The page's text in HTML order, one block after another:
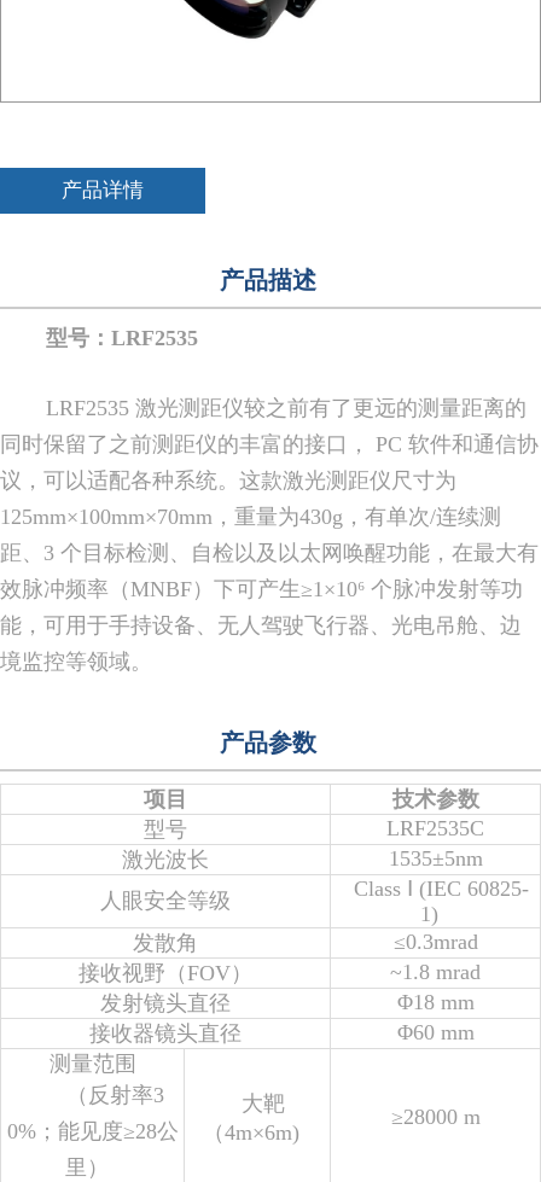
产品详情
产品描述
型号：LRF2535
LRF2535 激光测距仪较之前有了更远的测量距离的
同时保留了之前测距仪的丰富的接口， PC 软件和通信协
议，可以适配各种系统。这款激光测距仪尺寸为
125mm×100mm×70mm，重量为430g，有单次/连续测
距、3 个目标检测、自检以及以太网唤醒功能，在最大有
效脉冲频率（MNBF）下可产生≥1×10⁶ 个脉冲发射等功
能，可用于手持设备、无人驾驶飞行器、光电吊舱、边
境监控等领域。
产品参数
项目
技术参数
型号
LRF2535C
激光波长
1535±5nm
人眼安全等级
Class Ⅰ (IEC 60825-
1)
发散角
≤0.3mrad
接收视野（FOV）
~1.8 mrad
发射镜头直径
Φ18 mm
接收器镜头直径
Φ60 mm
测量范围
（反射率3
0%；能见度≥28公
里）
大靶
（4m×6m)
≥28000 m